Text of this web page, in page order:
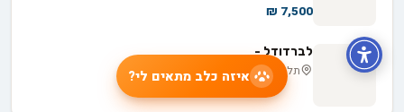
7,500 ₪
לברדודל -
תל אביב איזה כלב מתאים לי?